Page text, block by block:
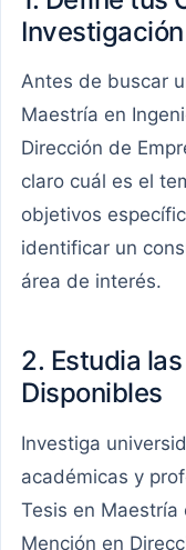
Investigación
Antes de buscar
Maestría en
Dirección de
claro cuál es el
objetivos
identificar un
área de interés.
2. Estudia
Disponibles
Investiga
académicas y
Tesis en Maestría
Mención en